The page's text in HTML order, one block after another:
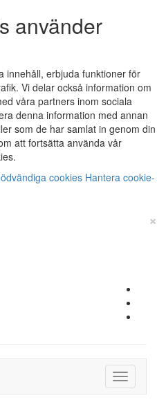
använder
innehåll, erbjuda funktioner för
Vi delar också information om
våra partners inom sociala
denna information med annan
som de har samlat in genom din
att fortsätta använda vår
cookies Hantera cookie-
×
Toggle